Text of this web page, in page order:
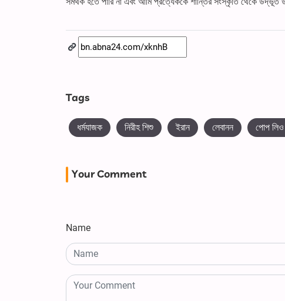
Tags
ধর্মযাজক নিরীহ শিশু ইরান লেবানন পোপ লিও
Your Comment
Name